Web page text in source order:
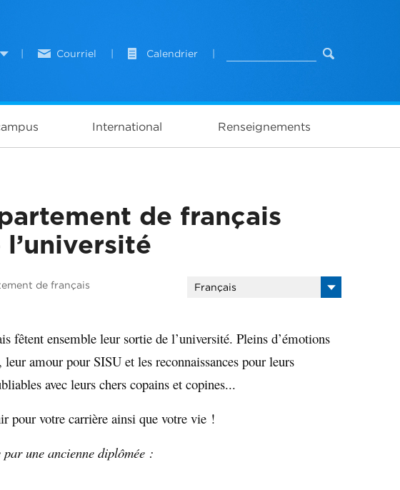
Courriel Calendrier
International Renseignements
de français
de français Français
fêtent ensemble leur sortie de l’université. Pleins d’émotions
amour pour SISU et les reconnaissances pour leurs
avec leurs chers copains et copines...
pour votre carrière ainsi que votre vie !
une ancienne diplômée :